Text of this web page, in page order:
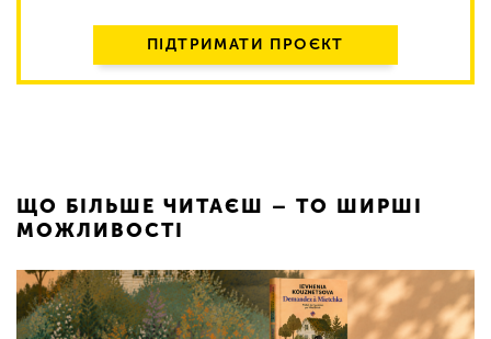
ПІДТРИМАТИ ПРОЄКТ
ЩО БІЛЬШЕ ЧИТАЄШ – ТО ШИРШІ
МОЖЛИВОСТІ